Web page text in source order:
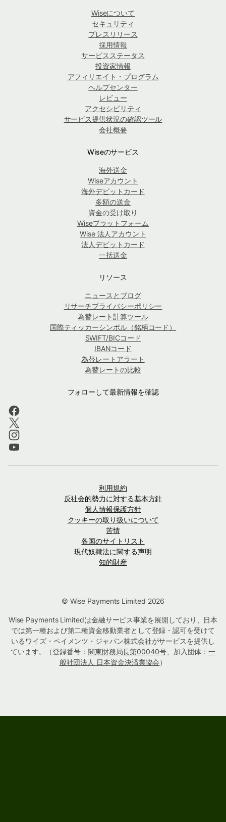
Wiseについて
セキュリティ
プレスリリース
採用情報
サービスステータス
投資家情報
アフィリエイト・プログラム
ヘルプセンター
レビュー
アクセシビリティ
サービス提供状況の確認ツール
会社概要
Wiseのサービス
海外送金
Wiseアカウント
海外デビットカード
多額の送金
資金の受け取り
Wiseプラットフォーム
Wise 法人アカウント
法人デビットカード
一括送金
リソース
ニュースとブログ
リサーチプライバシーポリシー
為替レート計算ツール
国際ティッカーシンボル（銘柄コード）
SWIFT/BICコード
IBANコード
為替レートアラート
為替レートの比較
フォローして最新情報を確認
利用規約
反社会的勢力に対する基本方針
個人情報保護方針
クッキーの取り扱いについて
苦情
各国のサイトリスト
現代奴隷法に関する声明
知的財産
© Wise Payments Limited 2026
Wise Payments Limitedは金融サービス事業を展開しており、日本
では第一種および第二種資金移動業者として登録・認可を受けて
いるワイズ・ペイメンツ・ジャパン株式会社がサービスを提供し
ています。（登録番号： 関東財務局長第00040号、加入団体：一
般社団法人 日本資金決済業協会）